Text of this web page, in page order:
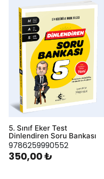
5. Sınıf Eker Test
Dinlendiren Soru Bankası
9786259990552
350,00 ₺